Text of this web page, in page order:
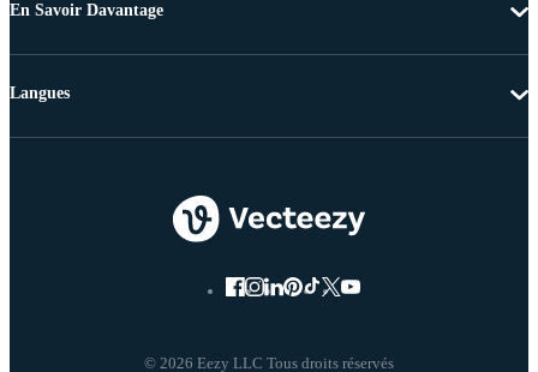
En Savoir Davantage
© 2026 Eezy LLC Tous droits réservés
Langues